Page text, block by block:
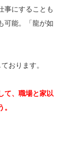
事にすることも
可能。「龍が如
おります。
て、職場と家以